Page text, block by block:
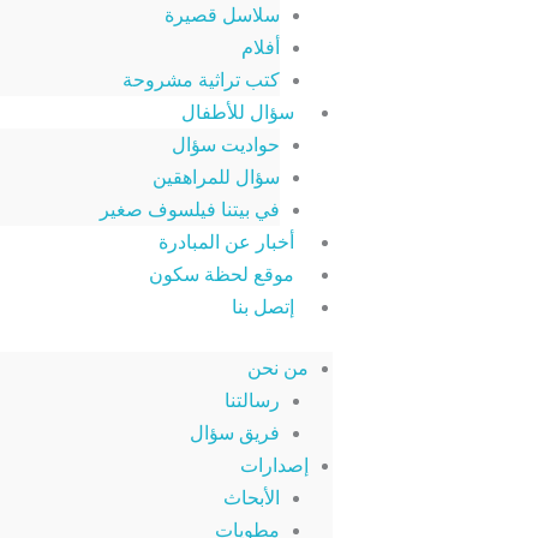
سلاسل قصيرة
أفلام
كتب تراثية مشروحة
سؤال للأطفال
حواديت سؤال
سؤال للمراهقين
في بيتنا فيلسوف صغير
أخبار عن المبادرة
موقع لحظة سكون
إتصل بنا
من نحن
رسالتنا
فريق سؤال
إصدارات
الأبحاث
مطويات